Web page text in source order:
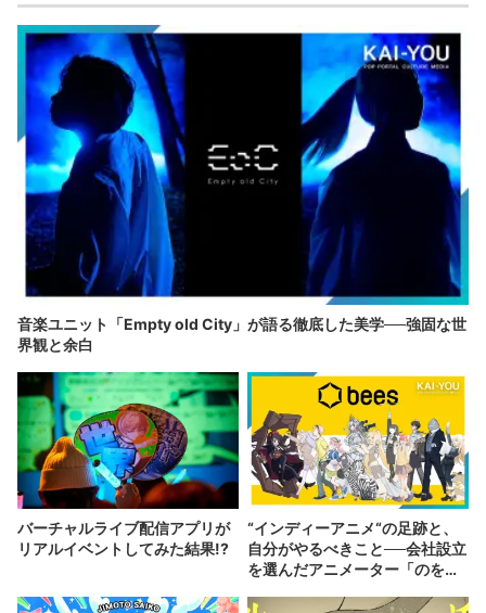
音楽ユニット「Empty old City」が語る徹底した美学──強固な世
界観と余白
バーチャルライブ配信アプリが
リアルイベントしてみた結果!?
“インディーアニメ“の足跡と、
自分がやるべきこと──会社設立
を選んだアニメーター「のを